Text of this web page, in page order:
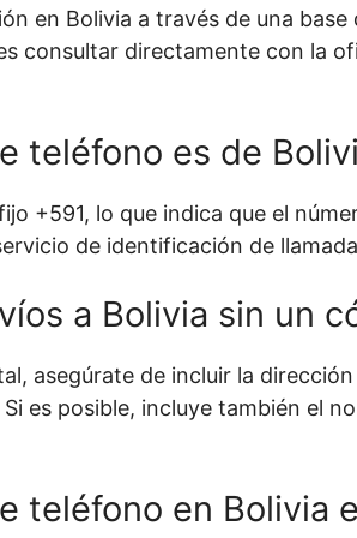
en Bolivia a través de una
consultar directamente con la
teléfono es de
+591, lo que indica que el
de identificación de
a Bolivia sin un
asegúrate de incluir la
es posible, incluye también el
teléfono en Bolivia